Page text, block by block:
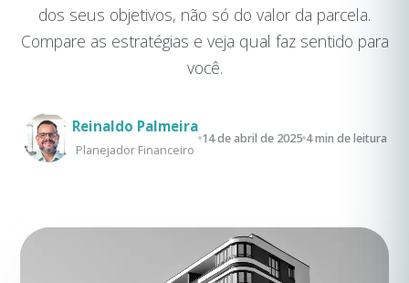
dos seus objetivos, não só do valor da parcela.
Compare as estratégias e veja qual faz sentido para
você.
Reinaldo Palmeira
Planejador Financeiro
14 de abril de 2025 4 min de leitura